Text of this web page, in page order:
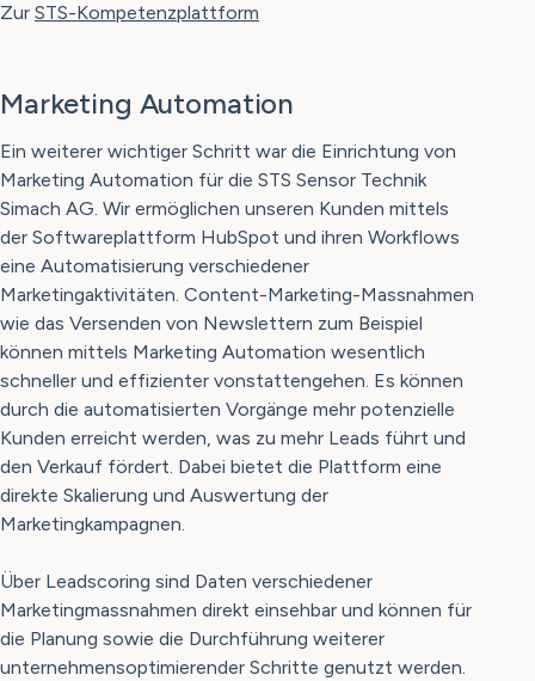
Zur STS-Kompetenzplattform
Marketing Automation
Ein weiterer wichtiger Schritt war die Einrichtung von
Marketing Automation für die STS Sensor Technik
Simach AG. Wir ermöglichen unseren Kunden mittels
der Softwareplattform HubSpot und ihren Workflows
eine Automatisierung verschiedener
Marketingaktivitäten. Content-Marketing-Massnahmen
wie das Versenden von Newslettern zum Beispiel
können mittels Marketing Automation wesentlich
schneller und effizienter vonstattengehen. Es können
durch die automatisierten Vorgänge mehr potenzielle
Kunden erreicht werden, was zu mehr Leads führt und
den Verkauf fördert. Dabei bietet die Plattform eine
direkte Skalierung und Auswertung der
Marketingkampagnen.
Über Leadscoring sind Daten verschiedener
Marketingmassnahmen direkt einsehbar und können für
die Planung sowie die Durchführung weiterer
unternehmensoptimierender Schritte genutzt werden.